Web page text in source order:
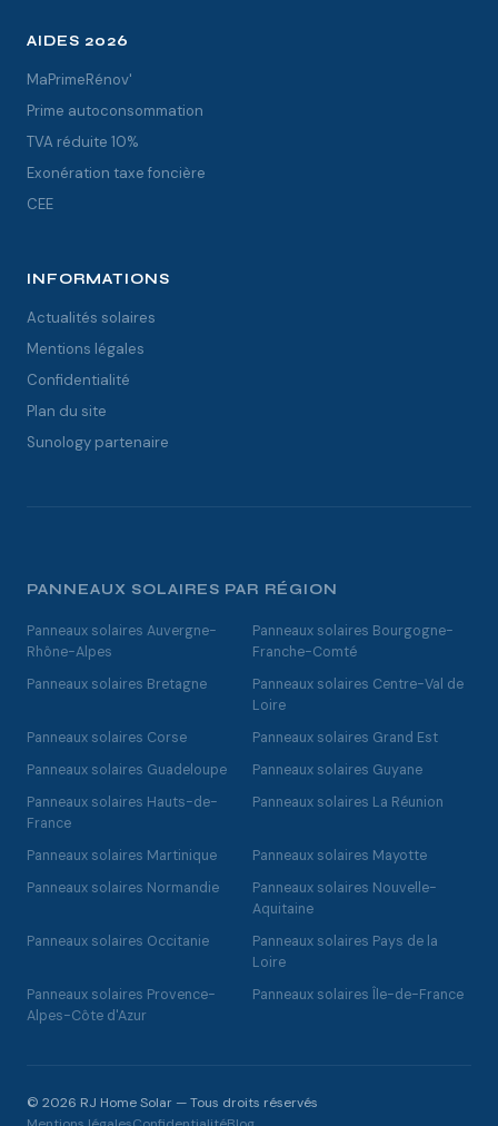
AIDES 2026
MaPrimeRénov'
Prime autoconsommation
TVA réduite 10%
Exonération taxe foncière
CEE
INFORMATIONS
Actualités solaires
Mentions légales
Confidentialité
Plan du site
Sunology partenaire
PANNEAUX SOLAIRES PAR RÉGION
Panneaux solaires Auvergne-
Rhône-Alpes
Panneaux solaires Bourgogne-
Franche-Comté
Panneaux solaires Bretagne
Panneaux solaires Centre-Val de
Loire
Panneaux solaires Corse
Panneaux solaires Grand Est
Panneaux solaires Guadeloupe
Panneaux solaires Guyane
Panneaux solaires Hauts-de-
France
Panneaux solaires La Réunion
Panneaux solaires Martinique
Panneaux solaires Mayotte
Panneaux solaires Normandie
Panneaux solaires Nouvelle-
Aquitaine
Panneaux solaires Occitanie
Panneaux solaires Pays de la
Loire
Panneaux solaires Provence-
Alpes-Côte d'Azur
Panneaux solaires Île-de-France
© 2026 RJ Home Solar — Tous droits réservés